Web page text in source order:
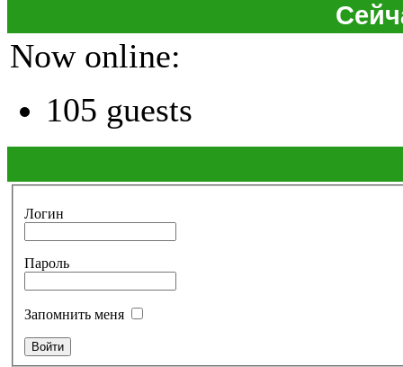
Now online:
105 guests
Логин
Пароль
Запомнить меня